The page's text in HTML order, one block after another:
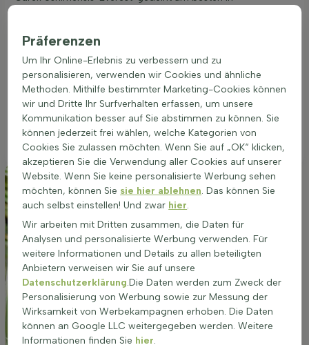
Bodenarten wachsen. Eine gute Drainage ist wichtig, um
Staunässe zu vermeiden. Der richtige Standort fördert eine
gesunde und kräftige Wuchsform sowie das dekorative grün-
weiße Laub. Diese Pflanze ist ideal für die Bepflanzung in
Beeten, als Gruppenpflanzung oder in Töpfen und
Pflanzgefäßen. Die Wahl des passenden Standorts ist
entscheidend für das Wachstum und die Langlebigkeit von
Carex oshimensis 'Everest'.
Präferenzen
Um Ihr Online-Erlebnis zu verbessern und zu
personalisieren, verwenden wir Cookies und ähnliche
Methoden. Mithilfe bestimmter Marketing-Cookies können
wir und Dritte Ihr Surfverhalten erfassen, um unsere
Kommunikation besser auf Sie abstimmen zu können. Sie
können jederzeit frei wählen, welche Kategorien von
Cookies Sie zulassen möchten. Wenn Sie auf „OK“ klicken,
akzeptieren Sie die Verwendung aller Cookies auf unserer
Website. Wenn Sie keine personalisierte Werbung sehen
möchten, können Sie sie hier ablehnen. Das können Sie
auch selbst einstellen! Und zwar hier.
Wir arbeiten mit Dritten zusammen, die Daten für
Analysen und personalisierte Werbung verwenden. Für
weitere Informationen und Details zu allen beteiligten
Anbietern verweisen wir Sie auf unsere
Datenschutzerklärung.Die Daten werden zum Zweck der
Personalisierung von Werbung sowie zur Messung der
Wirksamkeit von Werbekampagnen erhoben. Die Daten
können an Google LLC weitergegeben werden. Weitere
Informationen finden Sie hier.